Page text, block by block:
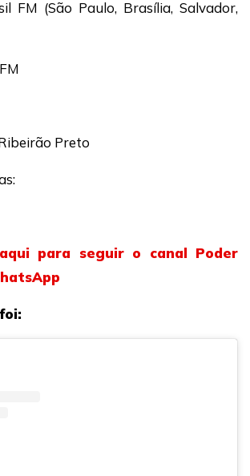
FM (São Paulo, Brasília, Salvador,
Preto
para seguir o canal Poder